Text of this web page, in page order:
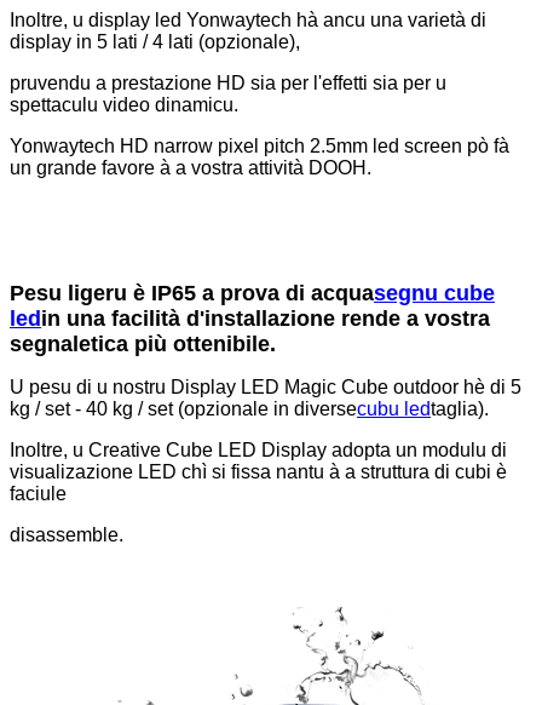
Inoltre, u display led Yonwaytech hà ancu una varietà di
display in 5 lati / 4 lati (opzionale),
pruvendu a prestazione HD sia per l'effetti sia per u
spettaculu video dinamicu.
Yonwaytech HD narrow pixel pitch 2.5mm led screen pò fà
un grande favore à a vostra attività DOOH.
Pesu ligeru è IP65 a prova di acquasegnu cube
led in una facilità d'installazione rende a vostra
segnaletica più ottenibile.
U pesu di u nostru Display LED Magic Cube outdoor hè di 5
kg / set - 40 kg / set (opzionale in diversecubu ledtaglia).
Inoltre, u Creative Cube LED Display adopta un modulu di
visualizazione LED chì si fissa nantu à a struttura di cubi è
faciule
disassemble.